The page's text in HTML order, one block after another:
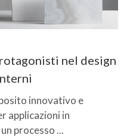
nel design
innovativo e
applicazioni in
processo ...